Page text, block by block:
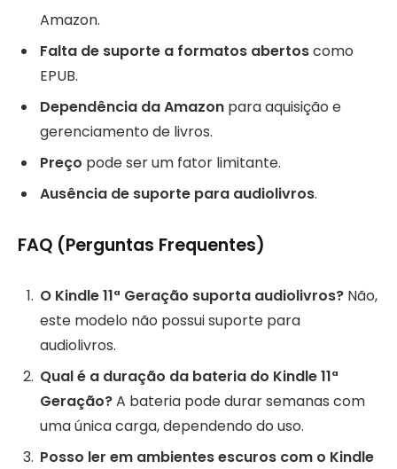
Amazon.
Falta de suporte a formatos abertoscomo
EPUB.
Dependência da Amazon para aquisição e
gerenciamento de livros.
Preço pode ser um fator limitante.
Ausência de suporte para audiolivros.
FAQ (Perguntas Frequentes)
O Kindle 11ª Geração suporta audiolivros? Não,
este modelo não possui suporte para
audiolivros.
Qual é a duração da bateria do Kindle 11ª
Geração?A bateria pode durar semanas com
uma única carga, dependendo do uso.
Posso ler em ambientes escuros com o Kindle